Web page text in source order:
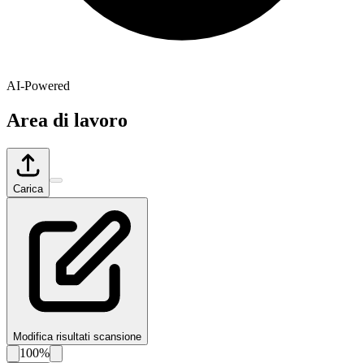
AI-Powered
Area di lavoro
Carica
Modifica risultati scansione
100%